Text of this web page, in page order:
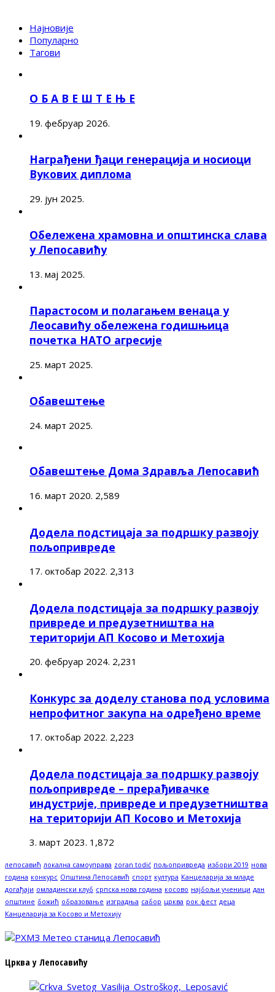
Најновије
Популарно
Тагови
О Б А В Е Ш Т Е Њ Е
19. фебруар 2026.
Награђени ђаци генерација и носиоци
Вукових диплома
29. јун 2025.
Обележена храмовна и општинска слава
у Лепосавићу
13. мај 2025.
Парастосом и полагањем венаца у
Леосавићу обележена годишњица
почетка НАТО агресије
25. март 2025.
Обавештење
24. март 2025.
Обавештење Дома Здравља Лепосавић
16. март 2020. 2,589
Додела подстицаја за подршку развоју
пољопривреде
17. октобар 2022. 2,313
Додела подстицаја за подршку развоју
привреде и предузетништва на
територији АП Косово и Метохија
20. фебруар 2024. 2,231
Конкурс за доделу станова под условима
непрофитног закупа на одређено време
17. октобар 2022. 2,223
Додела подстицаја за подршку развоју
пољопривреде – прерађивачке
индустрије, привреде и предузетништва
на територији АП Косово и Метохија
3. март 2023. 1,872
лепосавић локална самоуправа zoran todić пољопривреда избори 2019 нова
година конкурс Општина Лепосавић спорт култура Канцеларија за младе
догађаји омладински клуб српска нова година косово најбољи ученици дан
општине божић образовање изградња сабор црква рок фест деца
Канцеларија за Косово и Метохију
Црква у Лепосавићу